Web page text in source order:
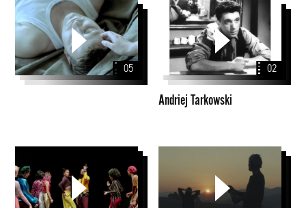
05
Andriej
Tarkowski
02
Andriej Tarkowski
przegląd
teledysków